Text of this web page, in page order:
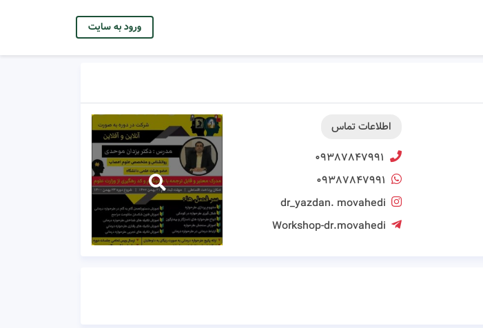
ورود به سایت
اطلاعات تماس
۰۹۳۸۷۸۴۷۹۹۱
۰۹۳۸۷۸۴۷۹۹۱
dr_yazdan. movahedi
Workshop-dr.movahedi